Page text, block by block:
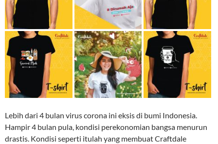
Lebih dari 4 bulan virus corona ini eksis di bumi Indonesia.
Hampir 4 bulan pula, kondisi perekonomian bangsa menurun
drastis. Kondisi seperti itulah yang membuat Craftdale